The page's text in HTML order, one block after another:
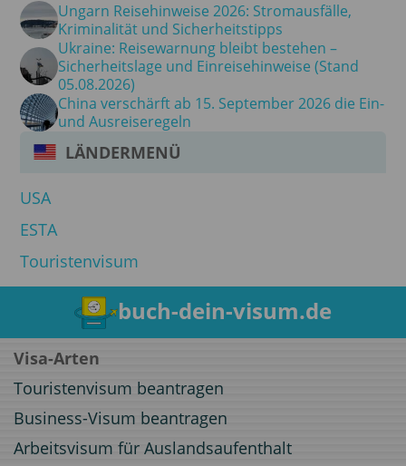
Ungarn Reisehinweise 2026: Stromausfälle,
Kriminalität und Sicherheitstipps
Ukraine: Reisewarnung bleibt bestehen –
Sicherheitslage und Einreisehinweise (Stand
05.08.2026)
China verschärft ab 15. September 2026 die Ein-
und Ausreiseregeln
LÄNDERMENÜ
USA
ESTA
Touristenvisum
buch-dein-visum.de
Visa-Arten
Touristenvisum beantragen
Business-Visum beantragen
Arbeitsvisum für Auslandsaufenthalt